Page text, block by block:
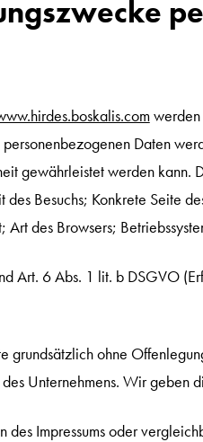
werden
Daten
gewährleistet werden kann.
des Besuchs; Konkrete Seite
des Browsers;
Art. 6 Abs. 1 lit. b DSGVO
grundsätzlich ohne
Unternehmens. Wir geben
des Impressums oder